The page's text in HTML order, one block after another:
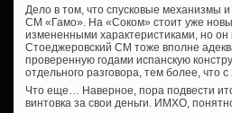
Дело в том, что спусковые механизмы
СМ «Гамо». На «Соком» стоит уже
измененными характеристиками, но
Стоеджеровский СМ тоже вполне
проверенную годами испанскую
отдельного разговора, тем более,
Что еще… Наверное, пора подвести
винтовка за свои деньги. ИМХО,